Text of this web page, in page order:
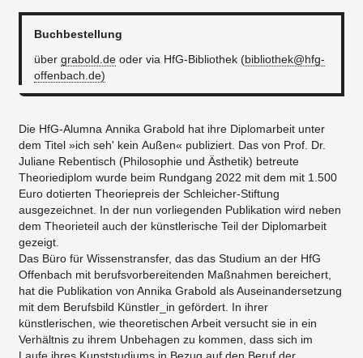
Buchbestellung
über grabold.de oder via HfG-Bibliothek (bibliothek@hfg-
offenbach.de)
Die HfG-Alumna Annika Grabold hat ihre Diplomarbeit unter
dem Titel »ich seh' kein Außen« publiziert. Das von Prof. Dr.
Juliane Rebentisch (Philosophie und Ästhetik) betreute
Theoriediplom wurde beim Rundgang 2022 mit dem mit 1.500
Euro dotierten Theoriepreis der Schleicher-Stiftung
ausgezeichnet. In der nun vorliegenden Publikation wird neben
dem Theorieteil auch der künstlerische Teil der Diplomarbeit
gezeigt.
Das Büro für Wissenstransfer, das das Studium an der HfG
Offenbach mit berufsvorbereitenden Maßnahmen bereichert,
hat die Publikation von Annika Grabold als Auseinandersetzung
mit dem Berufsbild Künstler_in gefördert. In ihrer
künstlerischen, wie theoretischen Arbeit versucht sie in ein
Verhältnis zu ihrem Unbehagen zu kommen, dass sich im